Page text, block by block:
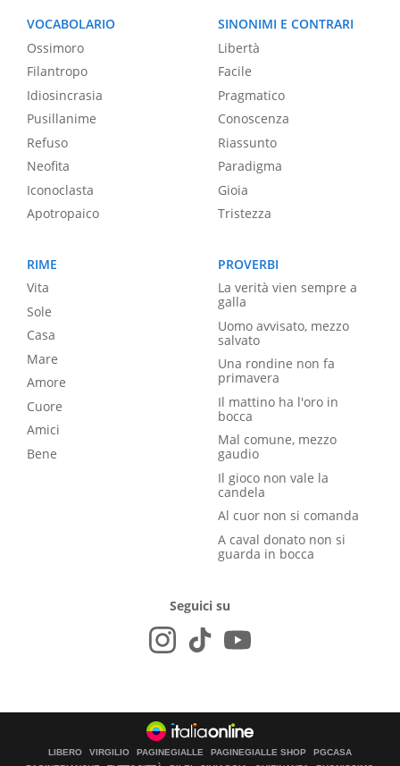
VOCABOLARIO
Ossimoro
Filantropo
Idiosincrasia
Pusillanime
Refuso
Neofita
Iconoclasta
Apotropaico
SINONIMI E CONTRARI
Libertà
Facile
Pragmatico
Conoscenza
Riassunto
Paradigma
Gioia
Tristezza
RIME
Vita
Sole
Casa
Mare
Amore
Cuore
Amici
Bene
PROVERBI
La verità vien sempre a
galla
Uomo avvisato, mezzo
salvato
Una rondine non fa
primavera
Il mattino ha l'oro in
bocca
Mal comune, mezzo
gaudio
Il gioco non vale la
candela
Al cuor non si comanda
A caval donato non si
guarda in bocca
Seguici su
LIBERO VIRGILIO PAGINEGIALLE PAGINEGIALLE SHOP
PGCASA